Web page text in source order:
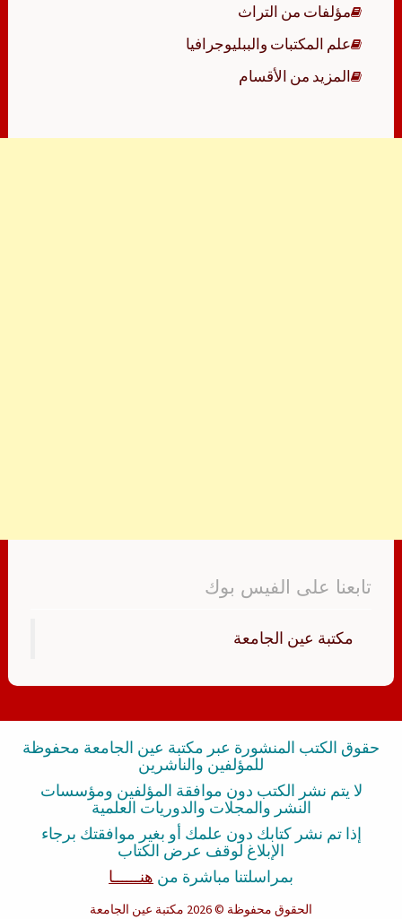
مؤلفات من التراث
علم المكتبات والببليوجرافيا
المزيد من الأقسام
تابعنا على الفيس بوك
‏مكتبة عين الجامعة‏
حقوق الكتب المنشورة عبر مكتبة عين الجامعة محفوظة
للمؤلفين والناشرين
لا يتم نشر الكتب دون موافقة المؤلفين ومؤسسات
النشر والمجلات والدوريات العلمية
إذا تم نشر كتابك دون علمك أو بغير موافقتك برجاء
الإبلاغ لوقف عرض الكتاب
بمراسلتنا مباشرة من هنــــــا
الحقوق محفوظة © 2026 مكتبة عين الجامعة